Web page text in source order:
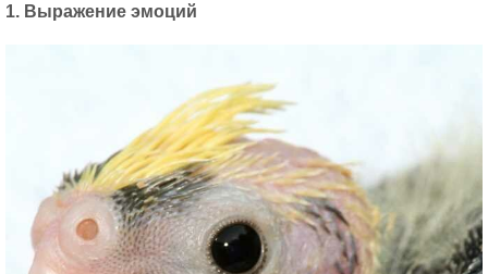
1. Выражение эмоций